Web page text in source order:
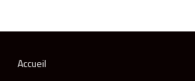
Accueil